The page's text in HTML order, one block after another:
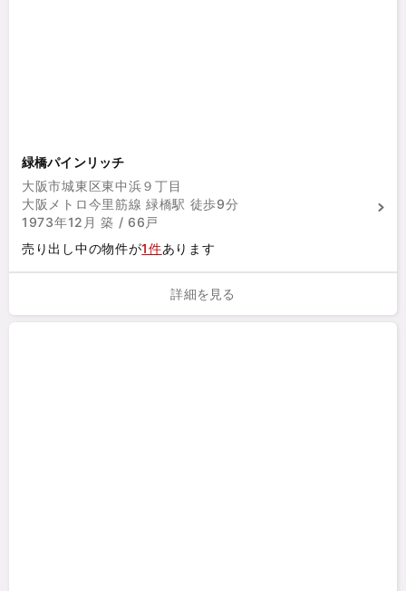
緑橋パインリッチ
大阪市城東区東中浜９丁目
大阪メトロ今里筋線 緑橋駅 徒歩9分
1973年12月 築 / 66戸
売り出し中の物件が1件あります
詳細を見る